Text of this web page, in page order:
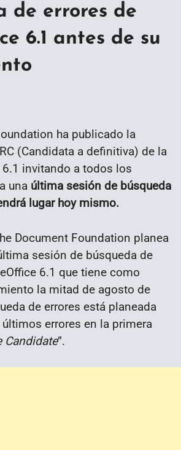
de errores de
6.1 antes de su
ha publicado la
(Candidata a definitiva) de la
invitando a todos los
una última sesión de búsqueda
lugar hoy mismo.
Document Foundation planea
sesión de búsqueda de
6.1 que tiene como
la mitad de agosto de
de errores está planeada
errores en la primera
Candidate”.